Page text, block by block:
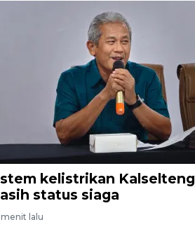
kelistrikan Kalselteng
status siaga
lalu